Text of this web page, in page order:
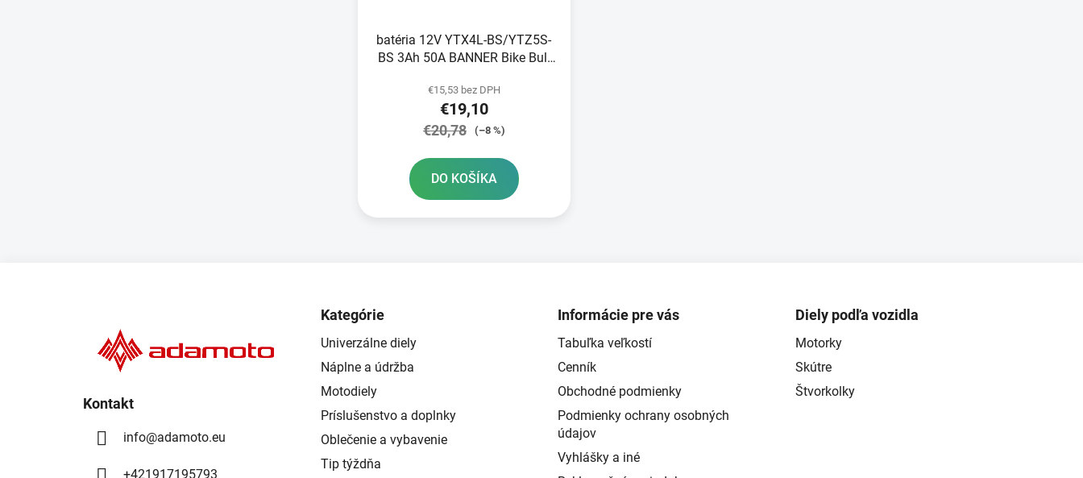
batéria 12V YTX4L-BS/YTZ5S-
BS 3Ah 50A BANNER Bike Bull
€15,53 bez DPH
€19,10
€20,78 (–8 %)
DO KOŠÍKA
d
e
p
r
Kontakt
info@adamoto.eu
+421917195793
Kategórie
Univerzálne diely
Náplne a údržba
Motodiely
Príslušenstvo a doplnky
Oblečenie a vybavenie
Tip týždňa
Informácie pre vás
Tabuľka veľkostí
Cenník
Obchodné podmienky
Podmienky ochrany osobných
údajov
Vyhlášky a iné
Diely podľa vozidla
Motorky
Skútre
Štvorkolky